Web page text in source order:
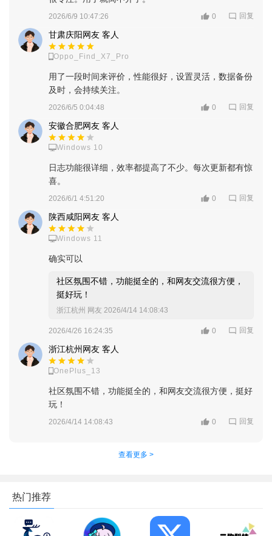
3、可以根据标签，选择资源分类，可以进入喜欢的资源板块
2026/6/9 10:47:26 0 回复
甘肃庆阳网友 客人
Oppo_Find_X7_Pro
用了一段时间来评价，性能很好，设置灵活，数据备份
及时，会持续关注。
2026/6/5 0:04:48 0 回复
安徽合肥网友 客人
Windows 10
日志功能很详细，效率都提高了不少。每次更新都有惊
喜。
2026/6/1 4:51:20 0 回复
陕西咸阳网友 客人
Windows 11
确实可以
社区氛围不错，功能挺全的，和网友交流很方便，
挺好玩！
浙江杭州 网友 2026/4/14 14:08:43
2026/4/26 16:24:35 0 回复
浙江杭州网友 客人
OnePlus_13
社区氛围不错，功能挺全的，和网友交流很方便，挺好
玩！
2026/4/14 14:08:43 0 回复
查看更多 >
热门推荐